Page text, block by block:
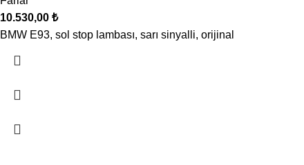
10.530,00 ₺
BMW E93, sol stop lambası, sarı sinyalli, orijinal